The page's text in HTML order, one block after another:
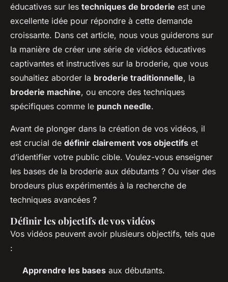
éducatives sur les techniques de broderie est une
excellente idée pour répondre à cette demande
croissante. Dans cet article, nous vous guiderons sur
la manière de créer une série de vidéos éducatives
captivantes et instructives sur la broderie, que vous
souhaitiez aborder la broderie traditionnelle, la
broderie machine, ou encore des techniques
spécifiques comme le punch needle.
Avant de plonger dans la création de vos vidéos, il
est crucial de définir clairement vos objectifs et
d’identifier votre public cible. Voulez-vous enseigner
les bases de la broderie aux débutants ? Ou viser des
brodeurs plus expérimentés à la recherche de
techniques avancées ?
Définir les objectifs de vos vidéos
Vos vidéos peuvent avoir plusieurs objectifs, tels que
:
Apprendre les bases aux débutants.